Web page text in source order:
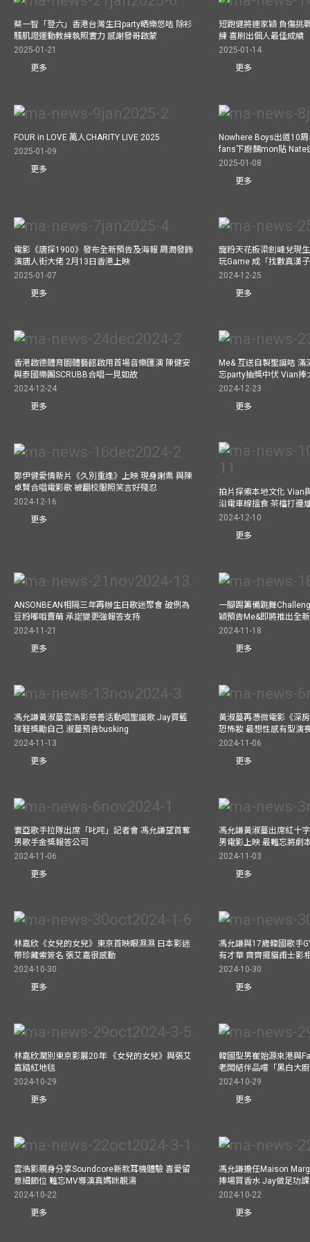
蔡一智「登六」香港台灣生日party晒樂悠咭 除衫
騷肌證運動教練執照實力 感謝發哥啟蒙
2025-01-21
更多
短跑健將連家穎 負傷挑
練 喜刷出個人最佳成績
2025-01-14
更多
FOUR in LOVE 萬人CHARITY LIVE 2025
2025-01-09
更多
Nowhere Boys出道10
fans下廚黐mon貼 Nate
2025-01-08
更多
電影《唐探1900》發布全新預告及海報 周潤發飾
演唐人街大佬 2月13日香港上映
2025-01-07
更多
寵粉天花板梁釗峰兌現
玩Game 成「找數真漢
2024-12-25
更多
香港啟德體育園體藝館啟用首場音樂匯演 陳健安
與泰國樂團SCRUBB合唱一見如故
2024-12-24
更多
Me& 互送自製聖誕咭
忘party抽獎中伏 Vian捧
2024-12-23
更多
鄭伊健愛情新片《久別重逢》上映 現身謝票 與陳
卓賢合唱電影歌 被翻校服照笑言好殘忍
2024-12-16
更多
拍片探索本地文化 Vian
沿電車線搵食 茶檔打邊
2024-12-10
更多
ANSONBEAN相隔三年再辦生日歌迷聚會 破例為
豆粉嘟咀賣萌 承諾變更強報答支持
2024-11-21
更多
一腳踢籌備跳舞
穎預告Me&即將推出全
2024-11-18
更多
馮允謙黃淑蔓雲浩影慈善活動唱聖誕歌 Jay買籃
球鞋獎勵自己 淑蔓預告busking
2024-11-13
更多
黃淑蔓再憑微電影《深
恐怖妝 最想性感有型演
2024-11-06
更多
寰亞歌手拉隊出席「叱咤」記者會 馮允謙望首奪
男歌手金獎報答公司
2024-11-06
更多
馮允謙黃淑蔓出席紅十
男電影上映 最難忘將劇
2024-11-03
更多
林嘉欣《女兒的女兒》東京首映眼濕濕 日本影迷
帶珍藏索簽名 張艾嘉很感動
2024-10-30
更多
馮允謙與17歲韓國歌手
有才華 齊齊擺貓甫士影
2024-10-30
更多
林嘉欣濶別東京影展20年 《女兒的女兒》與張艾
嘉踏紅地毯
2024-10-29
更多
韓國型男崔始源來港與
老闆結伴品嚐「黑白大
2024-10-29
更多
雲浩影親身分享Soundcore新款耳機體驗 喜愛留
意細節位 難忘MV導演真媽咪靚湯
2024-10-22
更多
馮允謙擔任Maison
捧場買香水 Jay做足功
2024-10-22
更多